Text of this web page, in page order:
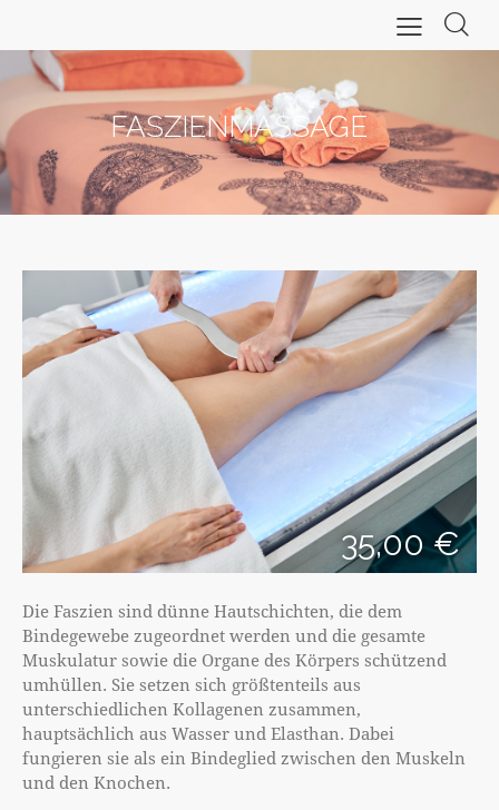
FASZIENMASSAGE
35,00 €
Die Faszien sind dünne Hautschichten, die dem
Bindegewebe zugeordnet werden und die gesamte
Muskulatur sowie die Organe des Körpers schützend
umhüllen. Sie setzen sich größtenteils aus
unterschiedlichen Kollagenen zusammen,
hauptsächlich aus Wasser und Elasthan. Dabei
fungieren sie als ein Bindeglied zwischen den Muskeln
und den Knochen.